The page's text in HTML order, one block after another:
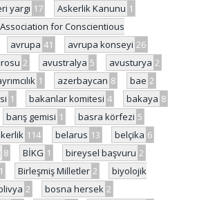
yargı 17 Askerlik Kanunu 1
Association for Conscientious
avrupa 41 avrupa konseyi 26
2 avustralya 5 avusturya 2
1 azerbaycan 8 bae 2
1 bakanlar komitesi 4 bakaya 8
barış gemisi 1 basra körfezi 5
114 belarus 13 belçika 6
8 BİKG 1 bireysel başvuru 2
Birleşmiş Milletler 2
biyolojik
2 bosna hersek 2